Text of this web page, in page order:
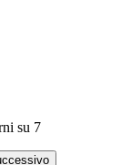
su 7